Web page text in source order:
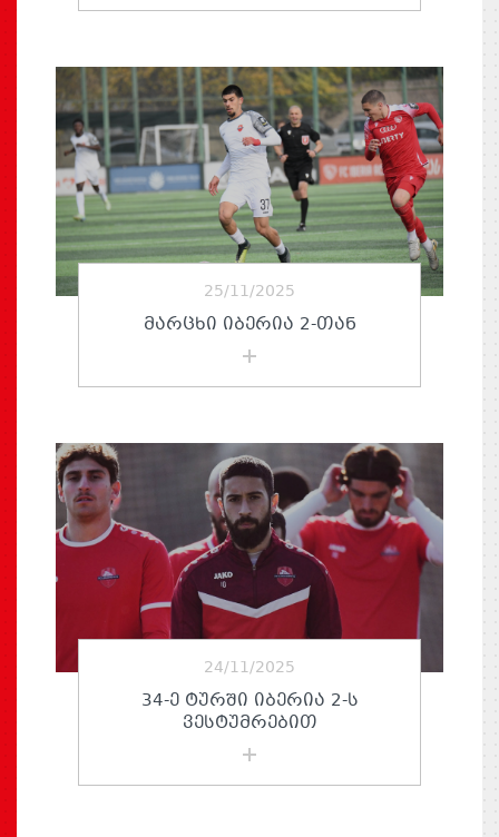
25/11/2025
ᲛᲐᲠᲪᲮᲘ ᲘᲑᲔᲠᲘᲐ 2-ᲗᲐᲜ
24/11/2025
34-Ე ᲢᲣᲠᲨᲘ ᲘᲑᲔᲠᲘᲐ 2-Ს
ᲕᲔᲡᲢᲣᲛᲠᲔᲑᲘᲗ